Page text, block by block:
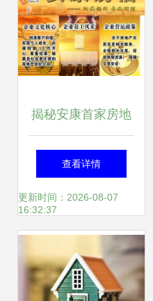
揭秘安康首家房地
产经纪平台 房信如
何重塑本地市场新
查看详情
更新时间：2026-08-07
16:32:37